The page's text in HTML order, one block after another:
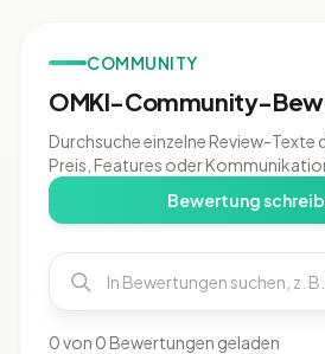
COMMUNITY
OMKI-Community-
Durchsuche einzelne Review-Texte
Preis, Features oder
Bewertung
0 von 0 Bewertungen geladen